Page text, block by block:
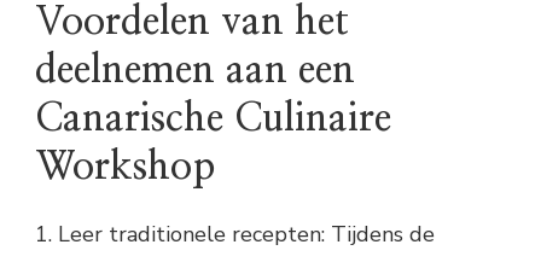
Voordelen van het
deelnemen aan een
Canarische Culinaire
Workshop
1. Leer traditionele recepten: Tijdens de